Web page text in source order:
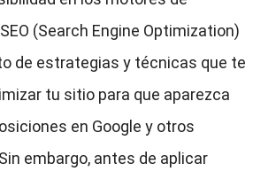
(Search Engine Optimization)
de estrategias y técnicas que te
tu sitio para que aparezca
en Google y otros
embargo, antes de aplicar